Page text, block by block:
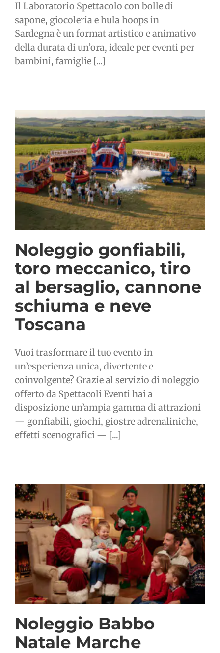
Il Laboratorio Spettacolo con bolle di
sapone, giocoleria e hula hoops in
Sardegna è un format artistico e animativo
della durata di un’ora, ideale per eventi per
bambini, famiglie [...]
Noleggio gonfiabili,
toro meccanico, tiro
al bersaglio, cannone
schiuma e neve
Toscana
Vuoi trasformare il tuo evento in
un’esperienza unica, divertente e
coinvolgente? Grazie al servizio di noleggio
offerto da Spettacoli Eventi hai a
disposizione un’ampia gamma di attrazioni
— gonfiabili, giochi, giostre adrenaliniche,
effetti scenografici — [...]
Noleggio Babbo
Natale Marche